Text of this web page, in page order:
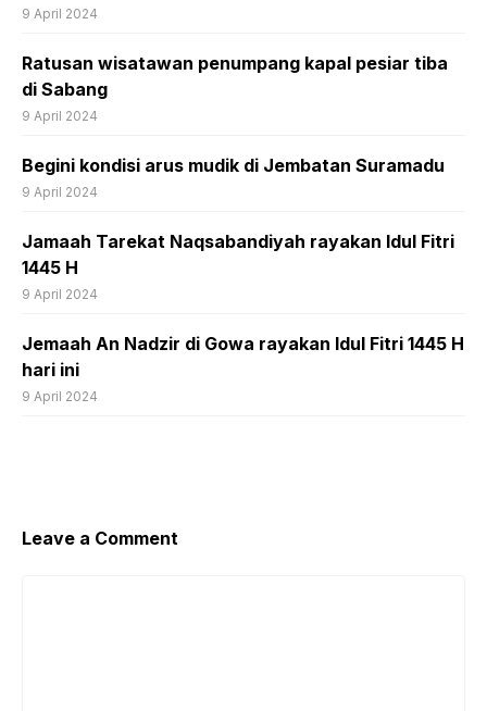
9 April 2024
Ratusan wisatawan penumpang kapal pesiar tiba
di Sabang
9 April 2024
Begini kondisi arus mudik di Jembatan Suramadu
9 April 2024
Jamaah Tarekat Naqsabandiyah rayakan Idul Fitri
1445 H
9 April 2024
Jemaah An Nadzir di Gowa rayakan Idul Fitri 1445 H
hari ini
9 April 2024
Leave a Comment